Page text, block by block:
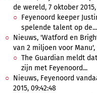
de wereld, 7 oktober 2015,
Feyenoord keeper
spelende talent op de...
Nieuws, 'Watford en
van 2 miljoen voor Manu',
The Guardian meldt
zijn met Feyenoord...
Nieuws, Feyenoord
2015, 09:42:48